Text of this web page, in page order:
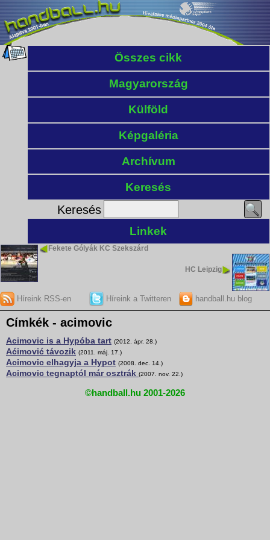
Összes cikk
Magyarország
Külföld
Képgaléria
Archívum
Keresés
Keresés
Linkek
Fekete Gólyák KC Szekszárd
HC Leipzig
Híreink RSS-en Híreink a Twitteren handball.hu blog
Címkék - acimovic
Acimovic is a Hypóba tart (2012. ápr. 28.)
Aćimović távozik (2011. máj. 17.)
Acimovic elhagyja a Hypot (2008. dec. 14.)
Acimovic tegnaptól már osztrák (2007. nov. 22.)
©handball.hu 2001-2026